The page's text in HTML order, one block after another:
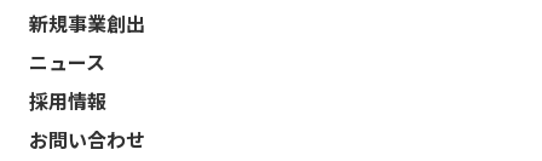
新規事業創出
ニュース
採用情報
お問い合わせ